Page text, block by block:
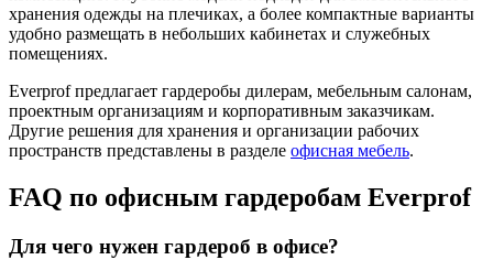
хранения одежды на плечиках, а более компактные варианты
удобно размещать в небольших кабинетах и служебных
помещениях.
Everprof предлагает гардеробы дилерам, мебельным салонам,
проектным организациям и корпоративным заказчикам.
Другие решения для хранения и организации рабочих
пространств представлены в разделе офисная мебель.
FAQ по офисным гардеробам Everprof
Для чего нужен гардероб в офисе?